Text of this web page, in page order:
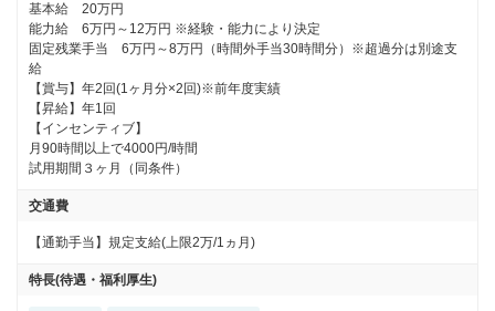
基本給　20万円
能力給　6万円～12万円 ※経験・能力により決定
固定残業手当　6万円～8万円（時間外手当30時間分）※超過分は別途支
給
【賞与】年2回(1ヶ月分×2回)※前年度実績
【昇給】年1回
【インセンティブ】
月90時間以上で4000円/時間
試用期間３ヶ月（同条件）
交通費
【通勤手当】規定支給(上限2万/1ヵ月)
特長(待遇・福利厚生)